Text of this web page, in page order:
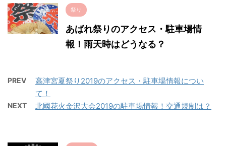
祭り
あばれ祭りのアクセス・駐車場情
報！雨天時はどうなる？
PREV
高津宮夏祭り2019のアクセス・駐車場情報につい
て！
NEXT 北國花火金沢大会2019の駐車場情報！交通規制は？